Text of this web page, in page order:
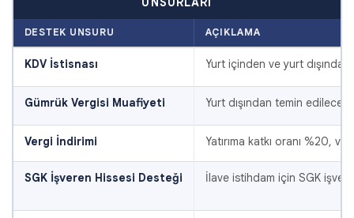
DESTEK UNSURU AÇIKLAMA
KDV İstisnası Yurt içinden ve yurt
Gümrük Vergisi Muafiyeti Yurt dışından temin
Vergi İndirimi Yatırıma katkı oranı %20,
SGK İşveren Hissesi Desteği İlave istihdam için SGK